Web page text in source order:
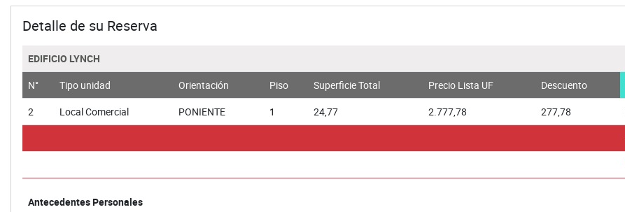
Detalle de su Reserva
EDIFICIO LYNCH
N°
Tipo unidad Orientación Piso Superficie Total Precio Lista UF Descuento
2
Local Comercial PONIENTE 1 24,77 2.777,78 277,78
Antecedentes Personales